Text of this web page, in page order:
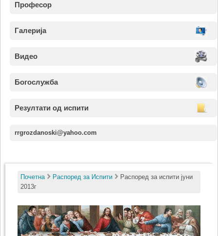
Професор
Галерија
Видео
Богослужба
Резултати од испити
rrgrozdanoski@yahoo.com
Почетна Распоред за Испити
Распоред за испити јуни
2013г